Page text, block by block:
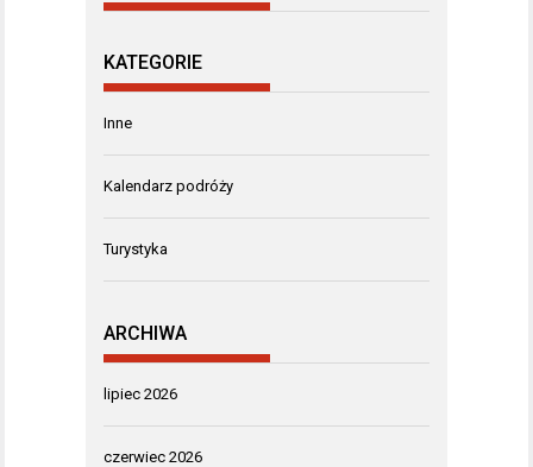
KATEGORIE
Inne
Kalendarz podróży
Turystyka
ARCHIWA
lipiec 2026
czerwiec 2026